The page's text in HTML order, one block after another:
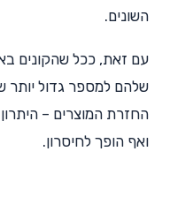
השונים.
עם זאת, ככל שהקונים
שלהם למספר גדול יותר
החזרת המוצרים –
ואף הופך לחיסרון.